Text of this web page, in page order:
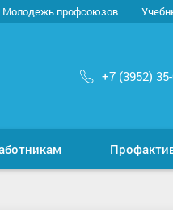
Молодежь профсоюзов
+7 (3952)